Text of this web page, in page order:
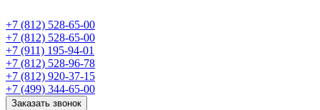
+7 (812) 528-65-00
+7 (812) 528-65-00
+7 (911) 195-94-01
+7 (812) 528-96-78
+7 (812) 920-37-15
+7 (499) 344-65-00
Заказать звонок